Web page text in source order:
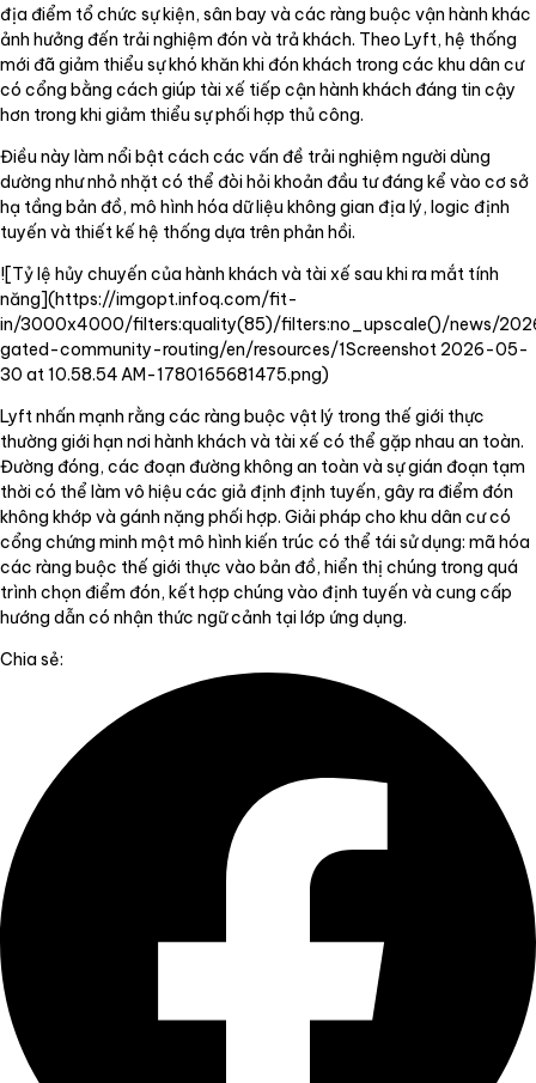
địa điểm tổ chức sự kiện, sân bay và các ràng buộc vận hành khác
ảnh hưởng đến trải nghiệm đón và trả khách. Theo Lyft, hệ thống
mới đã giảm thiểu sự khó khăn khi đón khách trong các khu dân cư
có cổng bằng cách giúp tài xế tiếp cận hành khách đáng tin cậy
hơn trong khi giảm thiểu sự phối hợp thủ công.
Điều này làm nổi bật cách các vấn đề trải nghiệm người dùng
dường như nhỏ nhặt có thể đòi hỏi khoản đầu tư đáng kể vào cơ sở
hạ tầng bản đồ, mô hình hóa dữ liệu không gian địa lý, logic định
tuyến và thiết kế hệ thống dựa trên phản hồi.
![Tỷ lệ hủy chuyến của hành khách và tài xế sau khi ra mắt tính
năng](https://imgopt.infoq.com/fit-
in/3000x4000/filters:quality(85)/filters:no_upscale()/news/
gated-community-routing/en/resources/1Screenshot 2026-05-
30 at 10.58.54 AM-1780165681475.png)
Lyft nhấn mạnh rằng các ràng buộc vật lý trong thế giới thực
thường giới hạn nơi hành khách và tài xế có thể gặp nhau an toàn.
Đường đóng, các đoạn đường không an toàn và sự gián đoạn tạm
thời có thể làm vô hiệu các giả định định tuyến, gây ra điểm đón
không khớp và gánh nặng phối hợp. Giải pháp cho khu dân cư có
cổng chứng minh một mô hình kiến trúc có thể tái sử dụng: mã hóa
các ràng buộc thế giới thực vào bản đồ, hiển thị chúng trong quá
trình chọn điểm đón, kết hợp chúng vào định tuyến và cung cấp
hướng dẫn có nhận thức ngữ cảnh tại lớp ứng dụng.
Chia sẻ: